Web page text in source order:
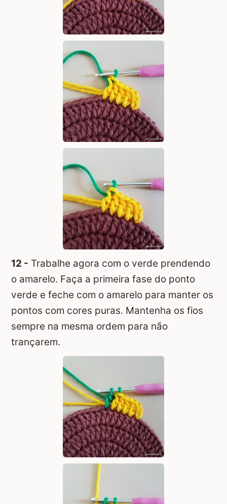
12 - Trabalhe agora com o verde prendendo
o amarelo. Faça a primeira fase do ponto
verde e feche com o amarelo para manter os
pontos com cores puras. Mantenha os fios
sempre na mesma ordem para não
trançarem.